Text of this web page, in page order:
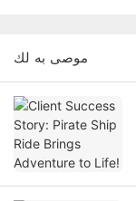
موصى به لك